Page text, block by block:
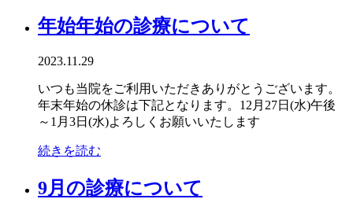
年始年始の診療について
2023.11.29
いつも当院をご利用いただきありがとうございます。
年末年始の休診は下記となります。12月27日(水)午後
～1月3日(水)よろしくお願いいたします
続きを読む
9月の診療について